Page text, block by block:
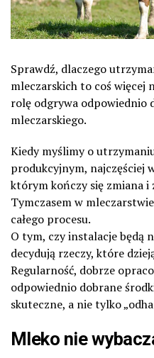
Sprawdź, dlaczego
mleczarskich to coś więcej
rolę odgrywa odpowiednio
mleczarskiego.
Kiedy myślimy o
produkcyjnym, najczęściej
którym kończy się zmiana i
Tymczasem w
całego procesu.
O tym, czy instalacje będą
decydują rzeczy, które
Regularność, dobrze
odpowiednio dobrane
skuteczne, a nie tylko
Mleko nie